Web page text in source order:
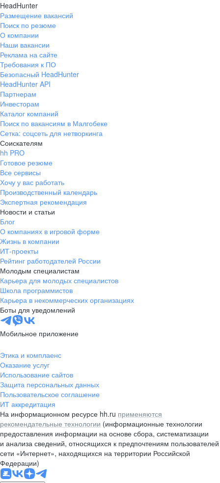
HeadHunter
Размещение вакансий
Поиск по резюме
О компании
Наши вакансии
Реклама на сайте
Требования к ПО
Безопасный HeadHunter
HeadHunter API
Партнерам
Инвесторам
Каталог компаний
Поиск по вакансиям в Малгобеке
Сетка: соцсеть для нетворкинга
Соискателям
hh PRO
Готовое резюме
Все сервисы
Хочу у вас работать
Производственный календарь
Экспертная рекомендация
Новости и статьи
Блог
О компаниях в игровой форме
Жизнь в компании
ИТ-проекты
Рейтинг работодателей России
Молодым специалистам
Карьера для молодых специалистов
Школа программистов
Карьера в некоммерческих организациях
Боты для уведомлений
Мобильное приложение
Этика и комплаенс
Оказание услуг
Использование сайтов
Защита персональных данных
Пользовательское соглашение
ИТ аккредитация
На информационном ресурсе hh.ru применяются
рекомендательные технологии (информационные технологии
предоставления информации на основе сбора, систематизации
и анализа сведений, относящихся к предпочтениям пользователей
сети «Интернет», находящихся на территории Российской
Федерации)